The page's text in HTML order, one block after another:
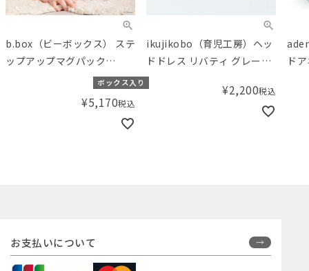
b.box（ビーボックス） ステ
ップアップマグパック
ボックス入り
¥5,170税込
ikujikobo（育児工房）ヘッ
ドドレス リバティ グレー
Adelajda（アデラジャ）
¥2,200税込
ド
お支払いについて